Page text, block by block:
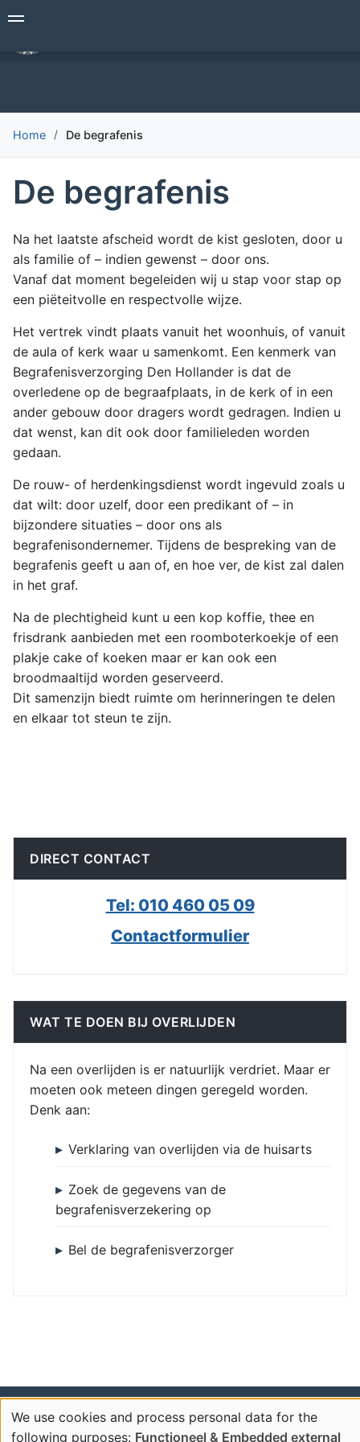
naar
gaan
Home De begrafenis
De begrafenis
Na het laatste afscheid wordt de kist gesloten, door u
als familie of – indien gewenst – door ons.
Vanaf dat moment begeleiden wij u stap voor stap op
een piëteitvolle en respectvolle wijze.
Het vertrek vindt plaats vanuit het woonhuis, of vanuit
de aula of kerk waar u samenkomt. Een kenmerk van
Begrafenisverzorging Den Hollander is dat de
overledene op de begraafplaats, in de kerk of in een
ander gebouw door dragers wordt gedragen. Indien u
dat wenst, kan dit ook door familieleden worden
gedaan.
De rouw- of herdenkingsdienst wordt ingevuld zoals u
dat wilt: door uzelf, door een predikant of – in
bijzondere situaties – door ons als
begrafenisondernemer. Tijdens de bespreking van de
begrafenis geeft u aan of, en hoe ver, de kist zal dalen
in het graf.
Na de plechtigheid kunt u een kop koffie, thee en
frisdrank aanbieden met een roomboterkoekje of een
plakje cake of koeken maar er kan ook een
broodmaaltijd worden geserveerd.
Dit samenzijn biedt ruimte om herinneringen te delen
en elkaar tot steun te zijn.
DIRECT CONTACT
Tel: 010 460 05 09
Contactformulier
WAT TE DOEN BIJ OVERLIJDEN
Na een overlijden is er natuurlijk verdriet. Maar er
moeten ook meteen dingen geregeld worden.
Denk aan:
Verklaring van overlijden via de huisarts
Zoek de gegevens van de
begrafenisverzekering op
Bel de begrafenisverzorger
Mozartlaan 13 | 3131 ES Vlaardingen | Tel: 010 460 05 09 |
Mail:begrafenisverzorging@tdenh.nl| KvK Rotterdam
We use cookies and process personal data for the
following purposes: Functioneel & Embedded external